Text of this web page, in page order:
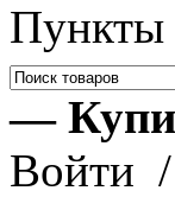
Пункты
—
Войти /